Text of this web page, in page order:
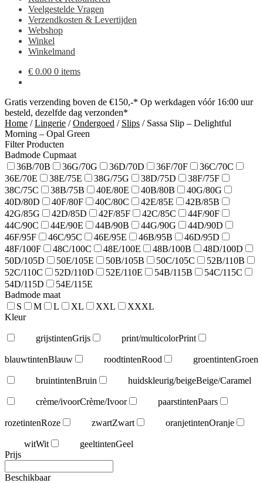
Veelgestelde Vragen
Verzendkosten & Levertijden
Webshop
Winkel
Winkelmand
€ 0.00 0 items
Gratis verzending boven de €150,-* Op werkdagen vóór 16:00 uur
besteld, dezelfde dag verzonden*
Home /Lingerie /Ondergoed / Slips / Sassa Slip – Delightful
Morning – Opal Green
Filter Producten
Badmode Cupmaat
36B/70B
36G/70G 36D/70D 36F/70F
36C/70C
36E/70E
38E/75E 38G/75G 38D/75D
38F/75F
38C/75C
38B/75B 40E/80E 40B/80B
40G/80G
40D/80D
40F/80F 40C/80C 42E/85E
42B/85B
42G/85G
42D/85D 42F/85F 42C/85C
44F/90F
44C/90C
44E/90E 44B/90B 44G/90G
44D/90D
46F/95F
46C/95C 46E/95E 46B/95B
46D/95D
48F/100F
48C/100C 48E/100E 48B/100B
48D/100D
50D/105D
50E/105E 50B/105B 50C/105C
52B/110B
52C/110C
52D/110D 52E/110E 54B/115B
54C/115C
54D/115D
54E/115E
Badmode maat
S
M L XL XXL
XXXL
Kleur
grijstintenGrijs print/multicolorPrint
blauwtintenBlauw roodtintenRood groentintenGroen
bruintintenBruin huidskleurig/beigeBeige/Caramel
crème/ivoorCrème/Ivoor paarstintenPaars
rozetintenRoze zwartZwart oranjetintenOranje
witWit geeltintenGeel
Prijs
Beschikbaar